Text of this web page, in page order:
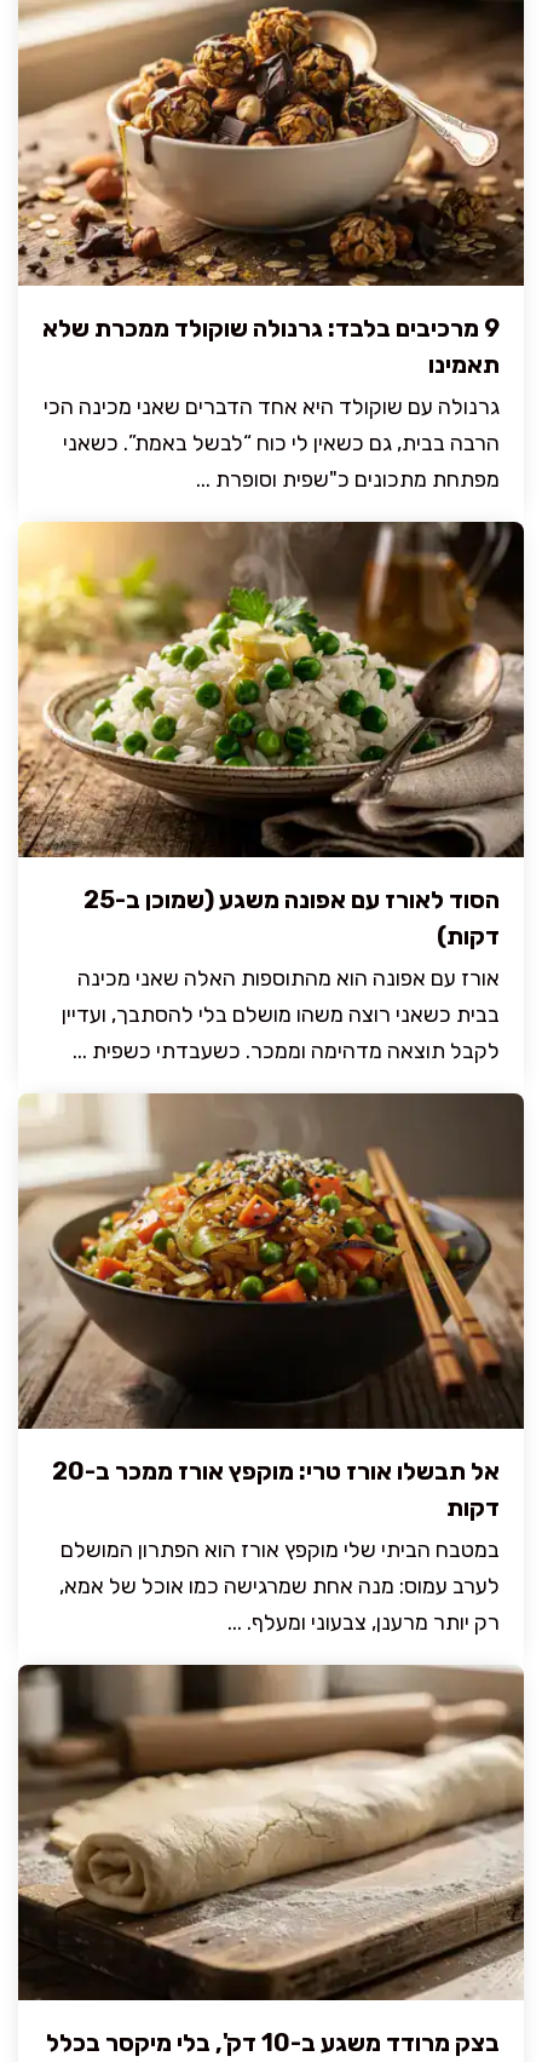
9 מרכיבים בלבד: גרנולה שוקולד ממכרת שלא
תאמינו
גרנולה עם שוקולד היא אחד הדברים שאני מכינה הכי
הרבה בבית, גם כשאין לי כוח “לבשל באמת”. כשאני
מפתחת מתכונים כ"שפית וסופרת ...
הסוד לאורז עם אפונה משגע (שמוכן ב-25
דקות)
אורז עם אפונה הוא מהתוספות האלה שאני מכינה
בבית כשאני רוצה משהו מושלם בלי להסתבך, ועדיין
לקבל תוצאה מדהימה וממכר. כשעבדתי כשפית ...
אל תבשלו אורז טרי: מוקפץ אורז ממכר ב-20
דקות
במטבח הביתי שלי מוקפץ אורז הוא הפתרון המושלם
לערב עמוס: מנה אחת שמרגישה כמו אוכל של אמא,
רק יותר מרענן, צבעוני ומעלף. ...
בצק מרודד משגע ב-10 דק', בלי מיקסר בכלל